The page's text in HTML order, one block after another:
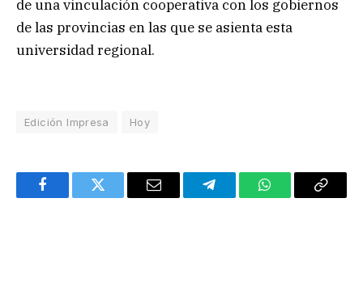
de una vinculación cooperativa con los gobiernos
de las provincias en las que se asienta esta
universidad regional.
Edición Impresa Hoy
FacebookTwitter Email TelegramWhatsAppCopy